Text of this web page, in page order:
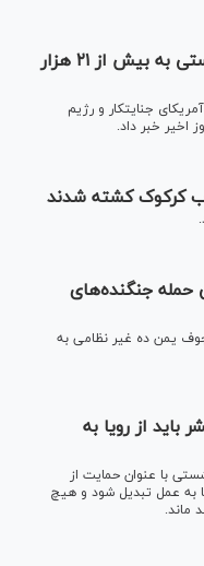
تجاوز نظامی آمریکا و رژیم صهیونیستی به بیش از ۲۱ هزار
جنایتکار و رژیم
کرکوک کشته شدند
جنگنده‌های
یمن ده غیر نظامی به
از رویا به
با عنوان حمایت از
به عمل تبدیل شود و هیچ
ماند.